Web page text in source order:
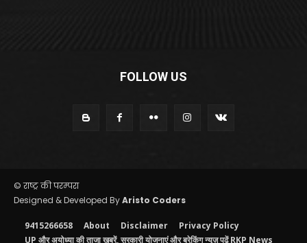
FOLLOW US
© राष्ट्र की परम्परा
Designed & Developed ByAristo Coders
9415266658 About Disclaimer
Privacy Policy
UP और अयोध्या की ताजा खबरें, सरकारी योजनाएं और ब्रेकिंग न्यूज़ पढ़ें RKP News